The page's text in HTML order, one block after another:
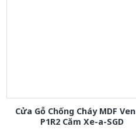
Cửa Gỗ Chống Cháy MDF
P1R2 Căm Xe-a-SGD